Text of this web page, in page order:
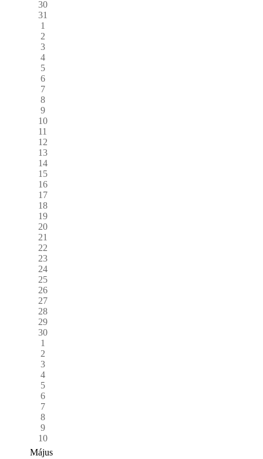
30
31
1
2
3
4
5
6
7
8
9
10
11
12
13
14
15
16
17
18
19
20
21
22
23
24
25
26
27
28
29
30
1
2
3
4
5
6
7
8
9
10
Május